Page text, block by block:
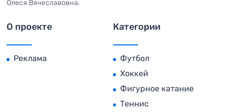
Олеся Вячеславовна.
О проекте
Реклама
Категории
Футбол
Хоккей
Фигурное катание
Теннис